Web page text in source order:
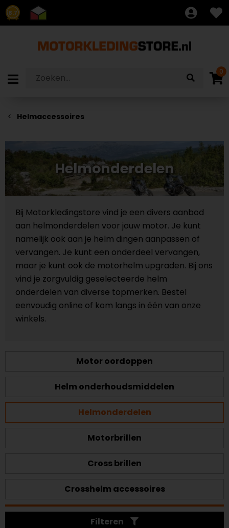
8.7
0
Helmaccessoires
Helmonderdelen
Bij Motorkledingstore vind je een divers aanbod
aan helmonderdelen voor jouw motor. Je kunt
namelijk ook aan je helm dingen aanpassen of
vervangen. Je kunt een onderdeel vervangen,
maar je kunt ook de motorhelm upgraden. Bij ons
vind je zorgvuldig geselecteerde helm
onderdelen van diverse topmerken. Bestel
eenvoudig online of kom langs in één van onze
winkels.
Motor oordoppen
Helm onderhoudsmiddelen
Helmonderdelen
Motorbrillen
Cross brillen
Crosshelm accessoires
Filteren